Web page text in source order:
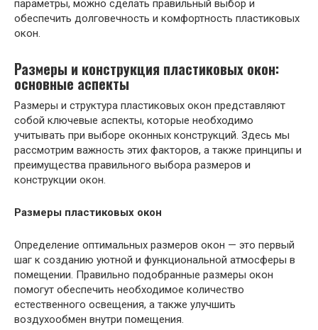
параметры, можно сделать правильный выбор и
обеспечить долговечность и комфортность пластиковых
окон.
Размеры и конструкция пластиковых окон:
основные аспекты
Размеры и структура пластиковых окон представляют
собой ключевые аспекты, которые необходимо
учитывать при выборе оконных конструкций. Здесь мы
рассмотрим важность этих факторов, а также принципы и
преимущества правильного выбора размеров и
конструкции окон.
Размеры пластиковых окон
Определение оптимальных размеров окон — это первый
шаг к созданию уютной и функциональной атмосферы в
помещении. Правильно подобранные размеры окон
помогут обеспечить необходимое количество
естественного освещения, а также улучшить
воздухообмен внутри помещения.